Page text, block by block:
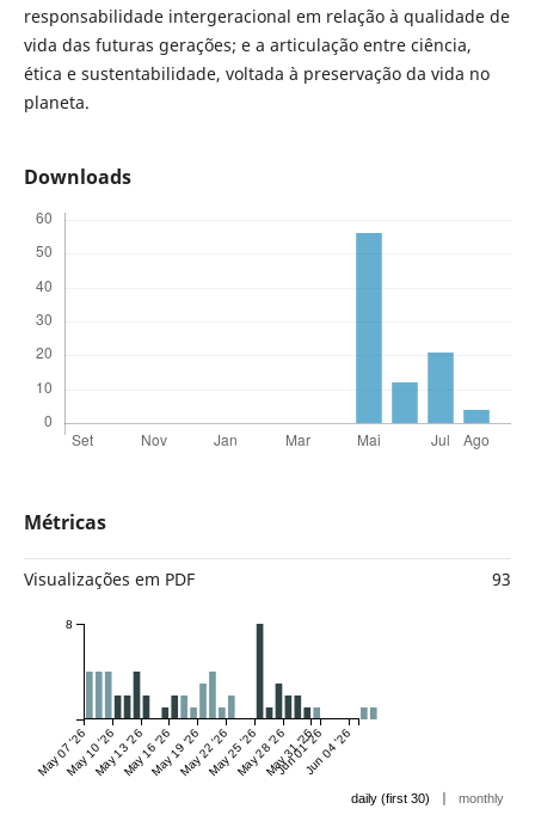
responsabilidade intergeracional em relação à qualidade de
vida das futuras gerações; e a articulação entre ciência,
ética e sustentabilidade, voltada à preservação da vida no
planeta.
Downloads
Métricas
Visualizações em PDF 93
May 07 '26May 10 '26May 13 '26May 16 '26May 19 '26May 22 '26May 25 '26May 28 '26May 31 '26
Jun 01 '26Jun 04 '26
8
daily (first 30) | monthly